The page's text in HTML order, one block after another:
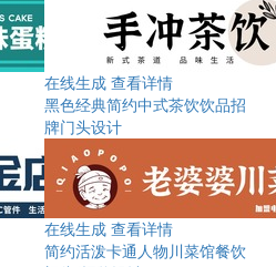
在线生成 查看详情
黑色经典简约中式茶饮饮品招
牌门头设计
在线生成 查看详情
简约活泼卡通人物川菜馆餐饮